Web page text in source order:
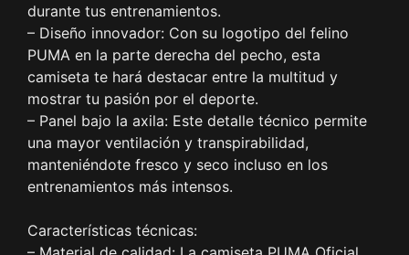
durante tus entrenamientos.
– Diseño innovador: Con su logotipo del felino
PUMA en la parte derecha del pecho, esta
camiseta te hará destacar entre la multitud y
mostrar tu pasión por el deporte.
– Panel bajo la axila: Este detalle técnico permite
una mayor ventilación y transpirabilidad,
manteniéndote fresco y seco incluso en los
entrenamientos más intensos.
Características técnicas: